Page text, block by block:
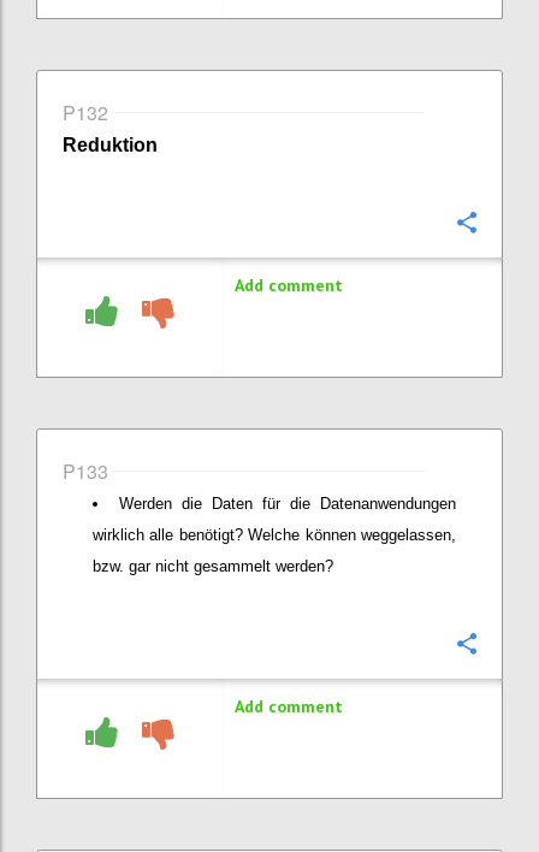
P132
Reduktion
Add comment
P133
Werden die Daten für die Datenanwendungen
wirklich alle benötigt? Welche können weggelassen,
bzw. gar nicht gesammelt werden?
Add comment